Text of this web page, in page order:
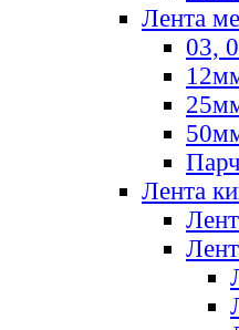
Лента
03,
Лента